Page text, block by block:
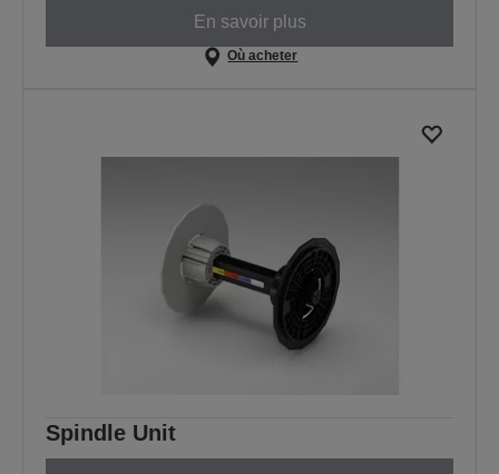
En savoir plus
Où acheter
Spindle Unit